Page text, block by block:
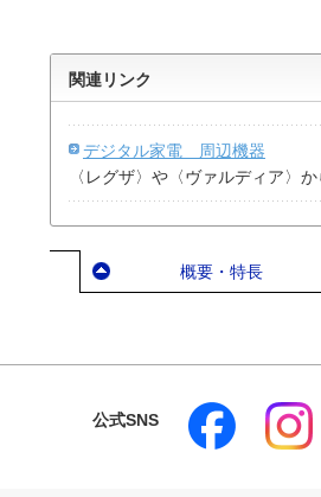
関連リンク
デジタル家電 周辺機器
〈レグザ〉や〈ヴァルディア〉
概要・特長
公式SNS